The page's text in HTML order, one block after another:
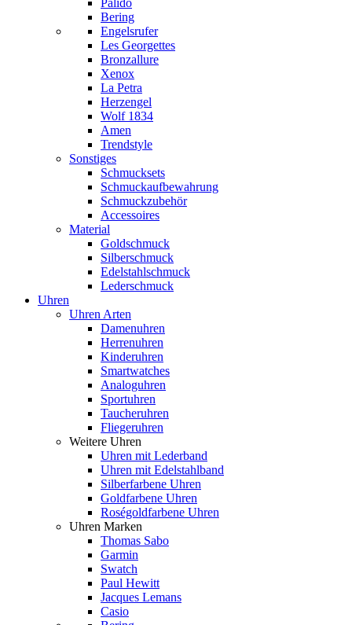
Palido
Bering
Engelsrufer
Les Georgettes
Bronzallure
Xenox
La Petra
Herzengel
Wolf 1834
Amen
Trendstyle
Sonstiges
Schmucksets
Schmuckaufbewahrung
Schmuckzubehör
Accessoires
Material
Goldschmuck
Silberschmuck
Edelstahlschmuck
Lederschmuck
Uhren
Uhren Arten
Damenuhren
Herrenuhren
Kinderuhren
Smartwatches
Analoguhren
Sportuhren
Taucheruhren
Fliegeruhren
Weitere Uhren
Uhren mit Lederband
Uhren mit Edelstahlband
Silberfarbene Uhren
Goldfarbene Uhren
Roségoldfarbene Uhren
Uhren Marken
Thomas Sabo
Garmin
Swatch
Paul Hewitt
Jacques Lemans
Casio